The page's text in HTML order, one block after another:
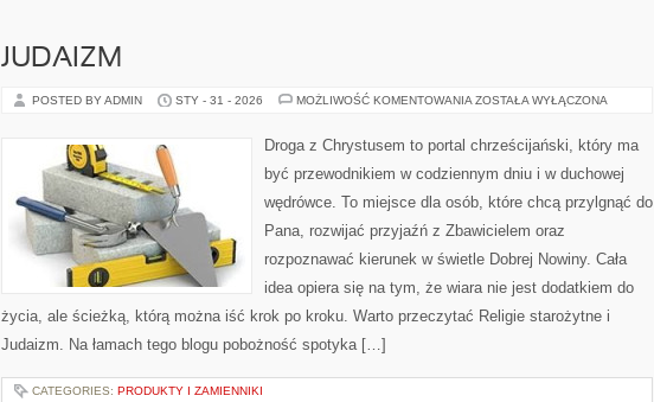
JUDAIZM
POSTED BY ADMIN STY - 31 - 2026 MOŻLIWOŚĆ KOMENTOWANIA JUDAIZM
ZOSTAŁA WYŁĄCZONA
Droga z Chrystusem to portal chrześcijański, który ma
być przewodnikiem w codziennym dniu i w duchowej
wędrówce. To miejsce dla osób, które chcą przylgnąć do
Pana, rozwijać przyjaźń z Zbawicielem oraz
rozpoznawać kierunek w świetle Dobrej Nowiny. Cała
idea opiera się na tym, że wiara nie jest dodatkiem do
życia, ale ścieżką, którą można iść krok po kroku. Warto przeczytać Religie starożytne i
Judaizm. Na łamach tego blogu pobożność spotyka […]
CATEGORIES: PRODUKTY I ZAMIENNIKI